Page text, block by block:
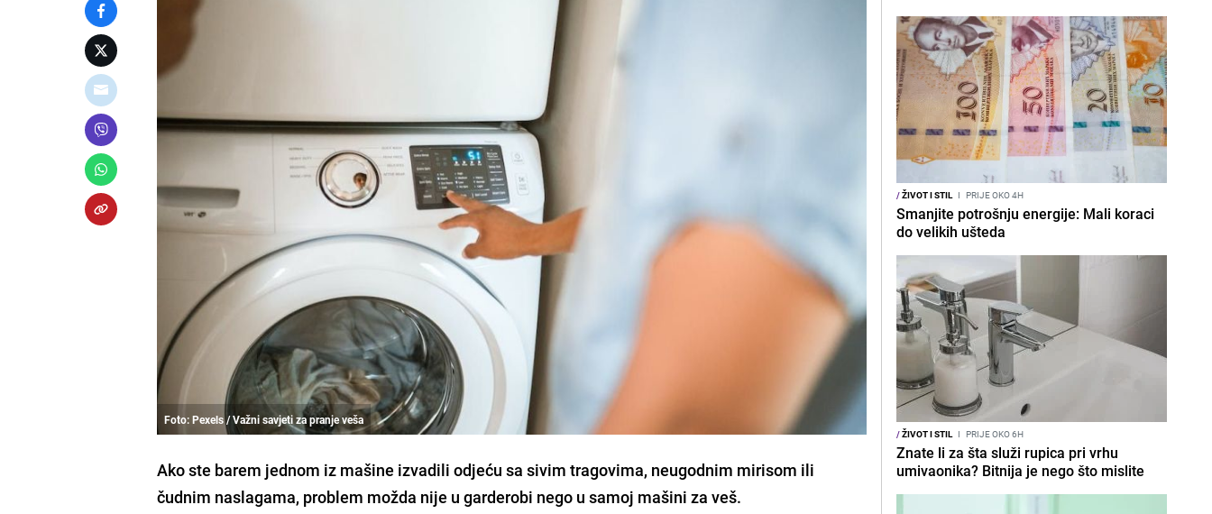
Foto: Pexels / Važni savjeti za pranje veša
Ako ste barem jednom iz mašine izvadili odjeću sa sivim tragovima, neugodnim mirisom ili
čudnim naslagama, problem možda nije u garderobi nego u samoj mašini za veš.
/ŽIVOT I STIL I PRIJE OKO 4H
Smanjite potrošnju energije: Mali koraci
do velikih ušteda
/ŽIVOT I STIL I PRIJE OKO 6H
Znate li za šta služi rupica pri vrhu
umivaonika? Bitnija je nego što mislite